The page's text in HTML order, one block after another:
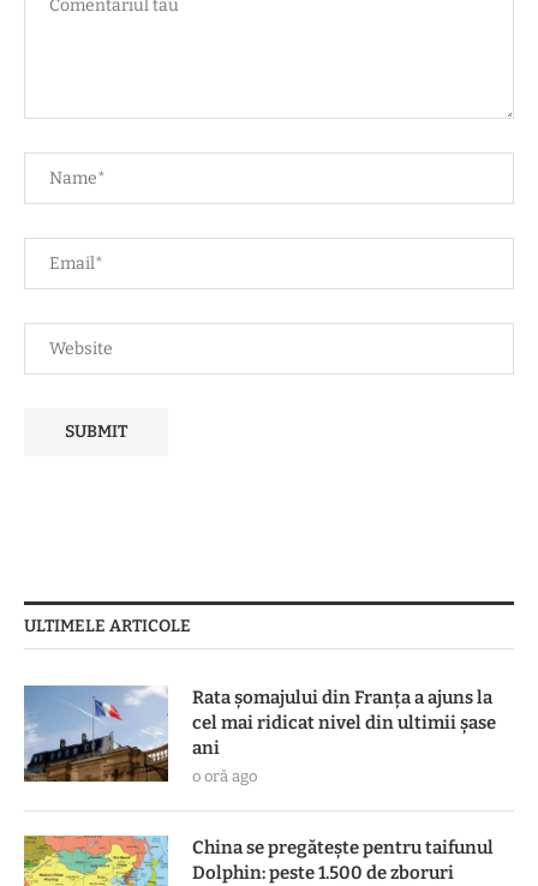
ULTIMELE ARTICOLE
Rata șomajului din Franța a ajuns la
cel mai ridicat nivel din ultimii șase
ani
o oră ago
China se pregătește pentru taifunul
Dolphin: peste 1.500 de zboruri